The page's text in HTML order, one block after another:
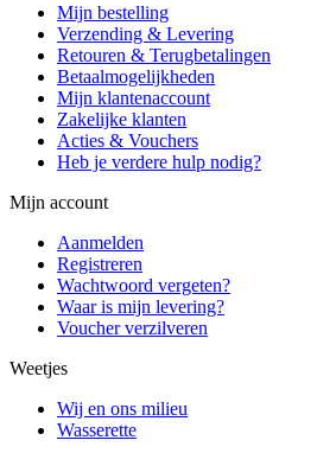
Mijn bestelling
Verzending & Levering
Retouren & Terugbetalingen
Betaalmogelijkheden
Mijn klantenaccount
Zakelijke klanten
Acties & Vouchers
Heb je verdere hulp nodig?
Mijn account
Aanmelden
Registreren
Wachtwoord vergeten?
Waar is mijn levering?
Voucher verzilveren
Weetjes
Wij en ons milieu
Wasserette